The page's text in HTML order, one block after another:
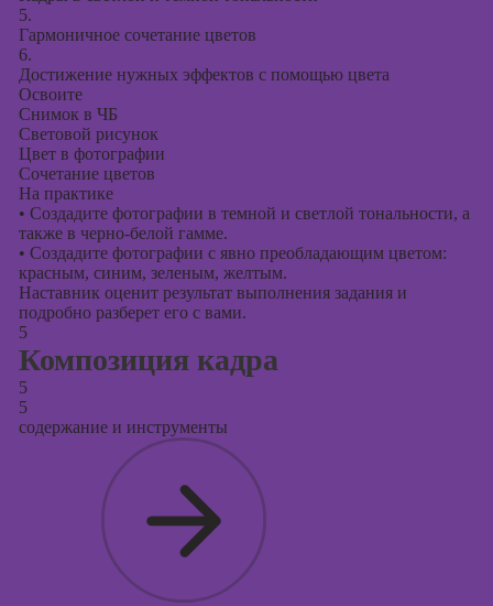
5.
Гармоничное сочетание цветов
6.
Достижение нужных эффектов с помощью цвета
Освоите
Снимок в ЧБ
Световой рисунок
Цвет в фотографии
Сочетание цветов
На практике
• Создадите фотографии в темной и светлой тональности, а
также в черно-белой гамме.
• Создадите фотографии с явно преобладающим цветом:
красным, синим, зеленым, желтым.
Наставник оценит результат выполнения задания и
подробно разберет его с вами.
5
Композиция кадра
5
5
содержание и инструменты